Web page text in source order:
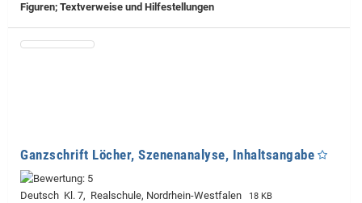
Figuren; Textverweise und Hilfestellungen
Ganzschrift Löcher, Szenenanalyse, Inhaltsangabe
Deutsch Kl. 7, Realschule, Nordrhein-Westfalen 18 KB